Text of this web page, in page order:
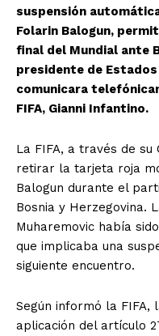
suspensión
Folarin Balogun,
final del Mundial ante
presidente de
comunicara
FIFA, Gianni Infantino.
La FIFA, a través de su
retirar la tarjeta roja
Balogun durante el
Bosnia y Herzegovina.
Muharemovic había
que implicaba una
siguiente encuentro.
Según informó la FIFA,
aplicación del artículo